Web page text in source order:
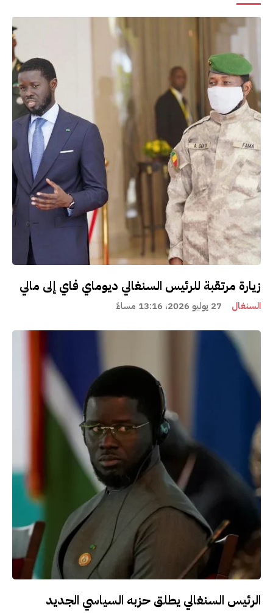
زيارة مرتقبة للرئيس السنغالي ديوماي فاي إلى مالي
السنغال 27 يوليو 2026، 13:16 مساءً
الرئيس السنغالي يطلق حزبه السياسي الجديد